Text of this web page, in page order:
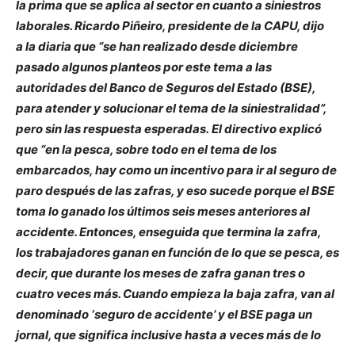
la prima que se aplica al sector en cuanto a siniestros
laborales. Ricardo Piñeiro, presidente de la CAPU, dijo
a la diaria que “se han realizado desde diciembre
pasado algunos planteos por este tema a las
autoridades del Banco de Seguros del Estado (BSE),
para atender y solucionar el tema de la siniestralidad”,
pero sin las respuesta esperadas. El directivo explicó
que “en la pesca, sobre todo en el tema de los
embarcados, hay como un incentivo para ir al seguro de
paro después de las zafras, y eso sucede porque el BSE
toma lo ganado los últimos seis meses anteriores al
accidente. Entonces, enseguida que termina la zafra,
los trabajadores ganan en función de lo que se pesca, es
decir, que durante los meses de zafra ganan tres o
cuatro veces más. Cuando empieza la baja zafra, van al
denominado ‘seguro de accidente’ y el BSE paga un
jornal, que significa inclusive hasta a veces más de lo